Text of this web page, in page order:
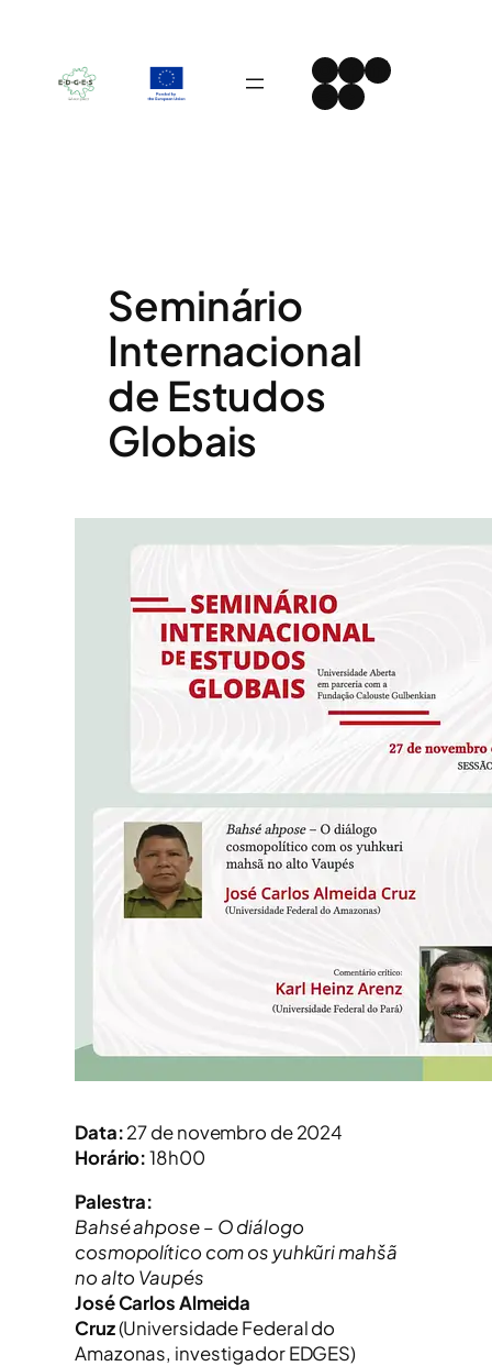
content
Instagram
Facebook
LinkedIn
Spotify
YouTube
Seminário
Internacional
de Estudos
Globais
Data:27 de novembro de 2024
Horário:18h00
Palestra:
Bahsé ahpose – O diálogo
cosmopolítico com os yuhkũri mahšã
no alto Vaupés
José Carlos Almeida
Cruz(Universidade Federal do
Amazonas, investigador EDGES)